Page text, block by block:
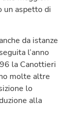
un aspetto di
da istanze
l’anno
la Canottieri
molte altre
lo
alla